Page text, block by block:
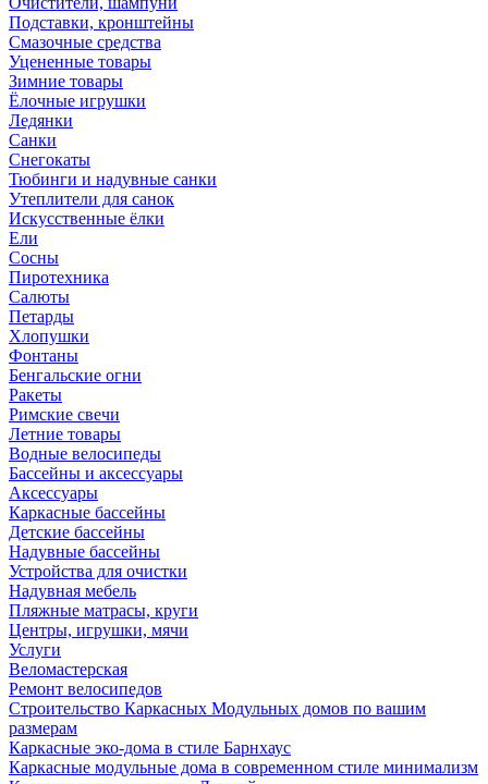
Подставки, кронштейны
Смазочные средства
Уцененные товары
Зимние товары
Ёлочные игрушки
Ледянки
Санки
Снегокаты
Тюбинги и надувные санки
Утеплители для санок
Искусственные ёлки
Ели
Сосны
Пиротехника
Салюты
Петарды
Хлопушки
Фонтаны
Бенгальские огни
Ракеты
Римские свечи
Летние товары
Водные велосипеды
Бассейны и аксессуары
Аксессуары
Каркасные бассейны
Детские бассейны
Надувные бассейны
Устройства для очистки
Надувная мебель
Пляжные матрасы, круги
Центры, игрушки, мячи
Услуги
Веломастерская
Ремонт велосипедов
Строительство Каркасных Модульных домов по вашим
размерам
Каркасные эко-дома в стиле Барнхаус
Каркасные модульные дома в современном стиле минимализм